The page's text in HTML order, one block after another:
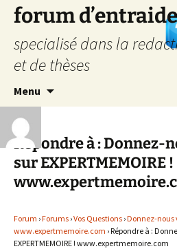
forum d’entraide
specialisé dans la
et de thèses
Menu
Répondre à : Donnez-
sur EXPERTMEMOIRE !
Forum ›Forums ›Vos Questions ›Donnez-nous
www.expertmemoire.com › Répondre à :
EXPERTMEMOIRE ! www.expertmemoire.com